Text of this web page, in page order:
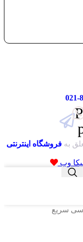
بهفروشگاه اینترنتی
وب
سریع